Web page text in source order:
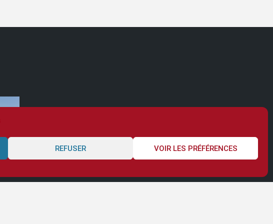
REFUSER VOIR LES PRÉFÉRENCES